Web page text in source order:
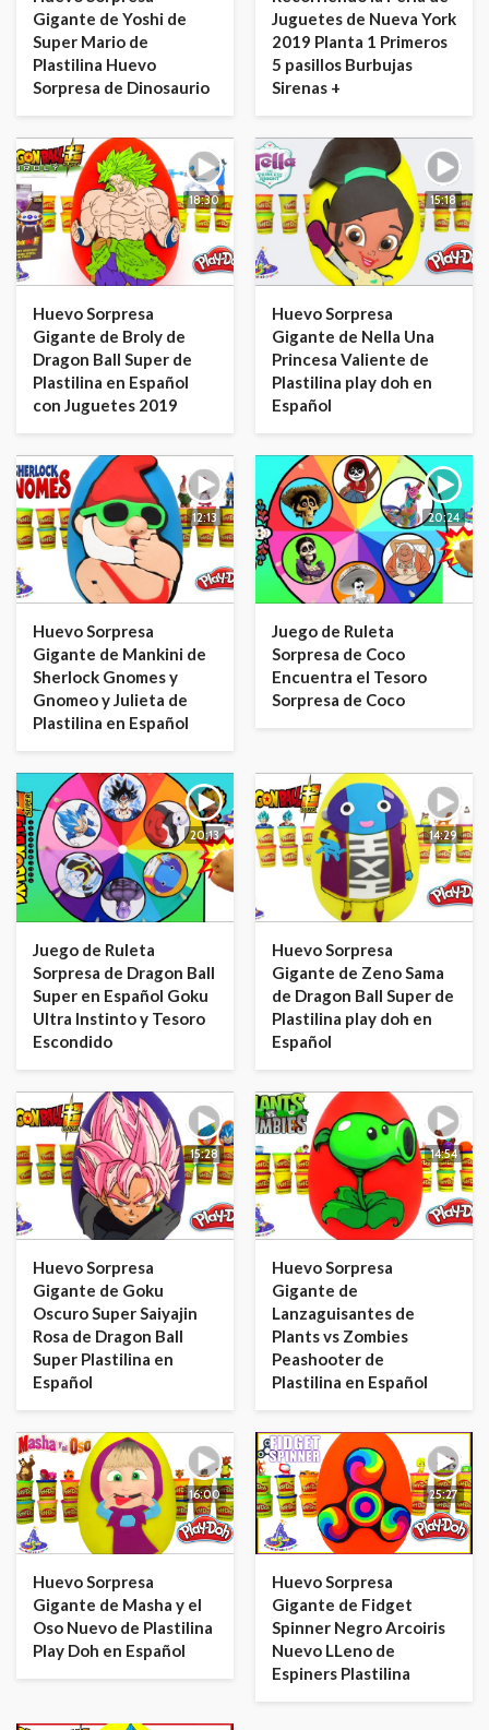
Gigante de Yoshi de
Super Mario de
Plastilina Huevo
Sorpresa de Dinosaurio
Juguetes de Nueva York
2019 Planta 1 Primeros
5 pasillos Burbujas
Sirenas +
18:30
Huevo Sorpresa
Gigante de Broly de
Dragon Ball Super de
Plastilina en Español
con Juguetes 2019
15:18
Huevo Sorpresa
Gigante de Nella Una
Princesa Valiente de
Plastilina play doh en
Español
12:13
Huevo Sorpresa
Gigante de Mankini de
Sherlock Gnomes y
Gnomeo y Julieta de
Plastilina en Español
20:24
Juego de Ruleta
Sorpresa de Coco
Encuentra el Tesoro
Sorpresa de Coco
20:13
Juego de Ruleta
Sorpresa de Dragon Ball
Super en Español Goku
Ultra Instinto y Tesoro
Escondido
14:29
Huevo Sorpresa
Gigante de Zeno Sama
de Dragon Ball Super de
Plastilina play doh en
Español
15:28
Huevo Sorpresa
Gigante de Goku
Oscuro Super Saiyajin
Rosa de Dragon Ball
Super Plastilina en
Español
14:54
Huevo Sorpresa
Gigante de
Lanzaguisantes de
Plants vs Zombies
Peashooter de
Plastilina en Español
16:00
Huevo Sorpresa
Gigante de Masha y el
Oso Nuevo de Plastilina
Play Doh en Español
25:27
Huevo Sorpresa
Gigante de Fidget
Spinner Negro Arcoiris
Nuevo LLeno de
Espiners Plastilina